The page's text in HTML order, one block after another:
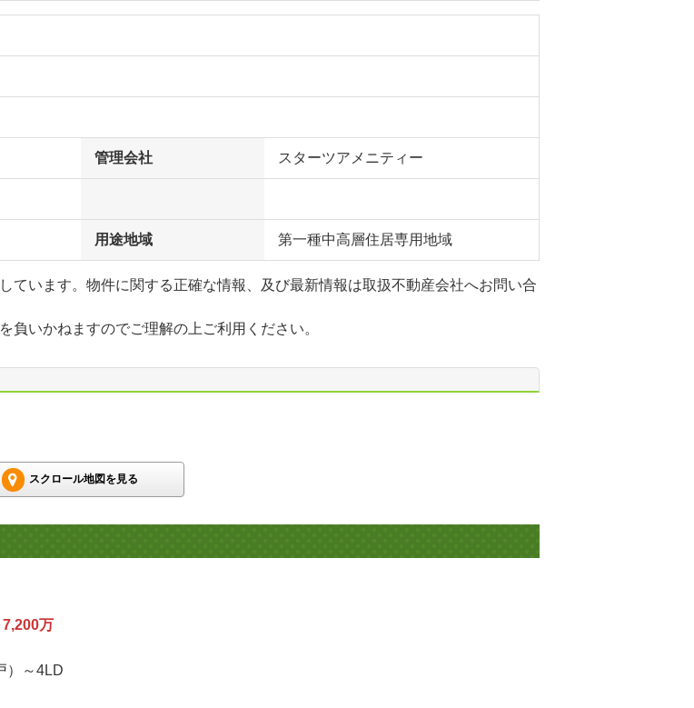
管理会社 スターツアメニティー
用途地域 第一種中高層住居専用地域
ています。物件に関する正確な情報、及び最新情報は取扱不動産会社へお問い合
いかねますのでご理解の上ご利用ください。
スクロール地図を見る
万
）～4LD